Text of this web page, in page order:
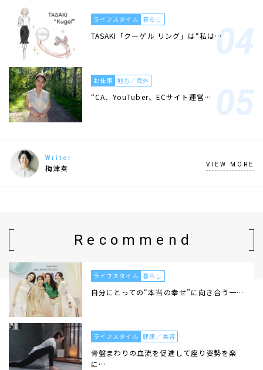
ライフスタイル 暮らし
TASAKI「クーゲル リング」は“私は…
お仕事 地方／海外
“CA、YouTuber、ECサイト運営…
Writer
梅津奏 VIEW MORE
Recommend
ライフスタイル 暮らし
自分にとっての“本当の幸せ”に向き合う一…
ライフスタイル 健康／美容
骨盤まわりの血流を促進して座り姿勢を楽
に…